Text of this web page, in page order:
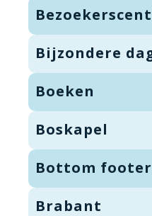
Bijzondere
Boeken
Boskapel
Bottom footer
Brabant